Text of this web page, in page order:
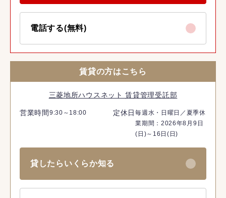
電話する(無料)
賃貸の方はこちら
三菱地所ハウスネット 賃貸管理受託部
営業時間 9:30～18:00 定休日毎週水・日曜日／夏季休
業期間：2026年8月9日
(日)～16日(日)
貸したらいくらか知る